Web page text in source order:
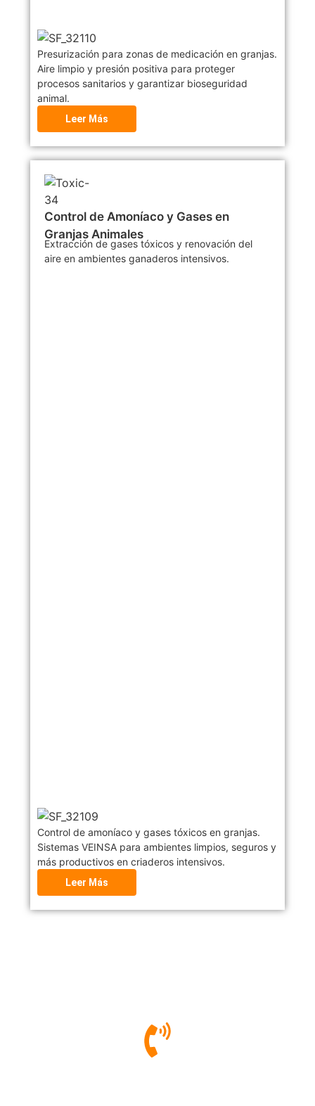
Presurización para zonas de medicación en granjas.
Aire limpio y presión positiva para proteger
procesos sanitarios y garantizar bioseguridad
animal.
Leer Más
Control de Amoníaco y Gases en
Granjas Animales
Extracción de gases tóxicos y renovación del
aire en ambientes ganaderos intensivos.
Control de amoníaco y gases tóxicos en granjas.
Sistemas VEINSA para ambientes limpios, seguros y
más productivos en criaderos intensivos.
Leer Más